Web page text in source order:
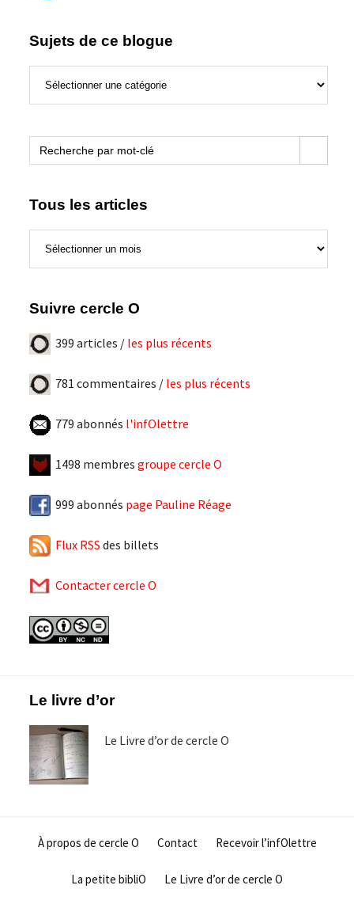
Sujets de ce blogue
Search
for:
Search Button
Tous les articles
Suivre cercle O
399 articles / les plus récents
781 commentaires / les plus récents
779 abonnés l'infOlettre
1498 membres groupe cercle O
999 abonnés page Pauline Réage
Flux RSS des billets
Contacter cercle O
FooterLe livre d’or
Le Livre d’or de cercle O
À propos de cercle O Contact Recevoir l’infOlettre
La petite bibliO Le Livre d’or de cercle O